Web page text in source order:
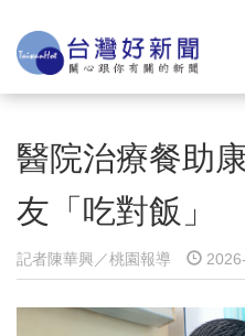
醫院治療餐助
友「吃對飯」
記者陳華興／桃園報導